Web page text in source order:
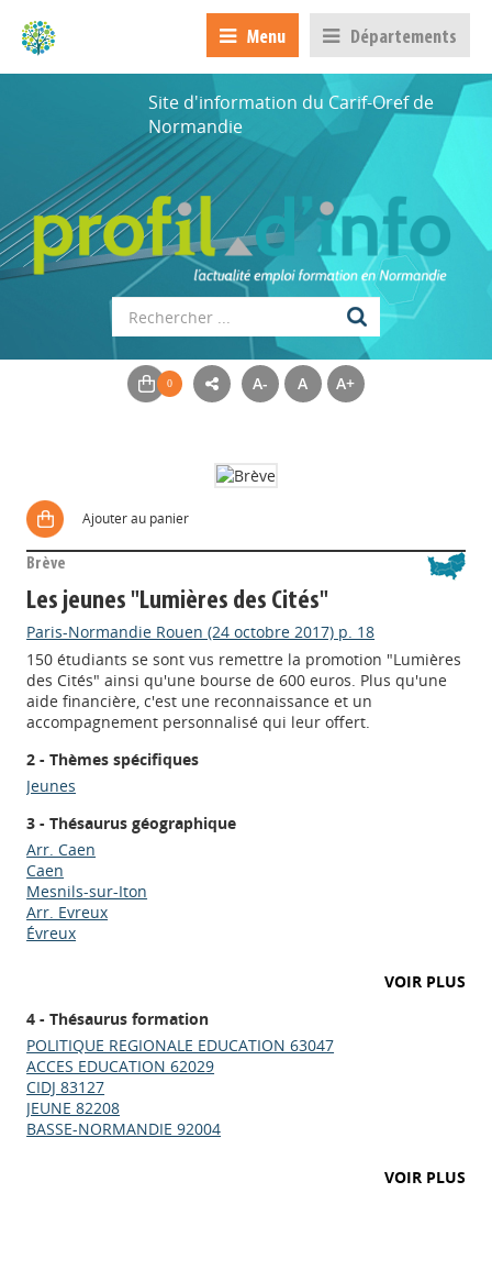
Menu Départements
Site d'information du Carif-Oref de
Normandie
A- A A+
Ajouter au panier
Brève
Les jeunes "Lumières des Cités"
Paris-Normandie Rouen (24 octobre 2017) p. 18
150 étudiants se sont vus remettre la promotion "Lumières
des Cités" ainsi qu'une bourse de 600 euros. Plus qu'une
aide financière, c'est une reconnaissance et un
accompagnement personnalisé qui leur offert.
2 - Thèmes spécifiques
Jeunes
3 - Thésaurus géographique
Arr. Caen
Caen
Mesnils-sur-Iton
Arr. Evreux
Évreux
VOIR PLUS
4 - Thésaurus formation
POLITIQUE REGIONALE EDUCATION 63047
ACCES EDUCATION 62029
CIDJ 83127
JEUNE 82208
BASSE-NORMANDIE 92004
VOIR PLUS
Appels à projets